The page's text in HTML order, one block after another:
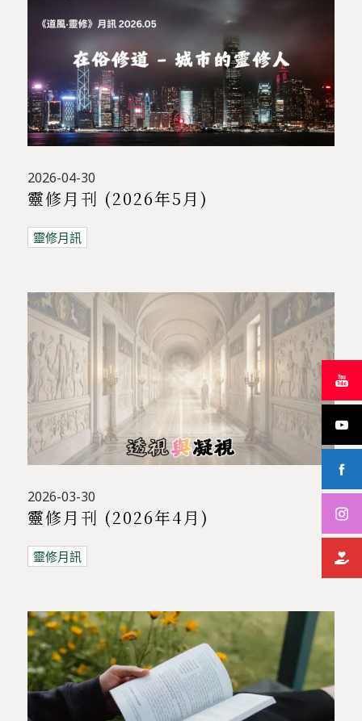
2026-04-30
靈修月刊 (2026年5月)
靈修月訊
2026-03-30
靈修月刊 (2026年4月)
靈修月訊